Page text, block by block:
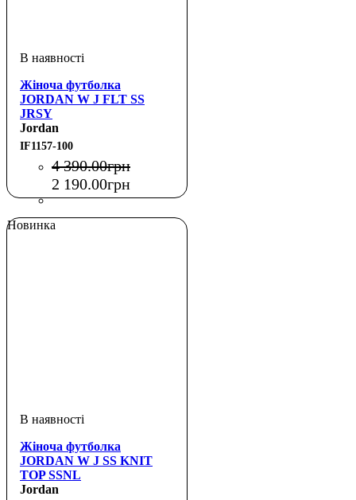
Жіноча футболка
JORDAN W J FLT SS
JRSY
Jordan
IF1157-100
4 390.00грн
2 190.00грн
Новинка
Жіноча футболка
JORDAN W J SS KNIT
TOP SSNL
Jordan